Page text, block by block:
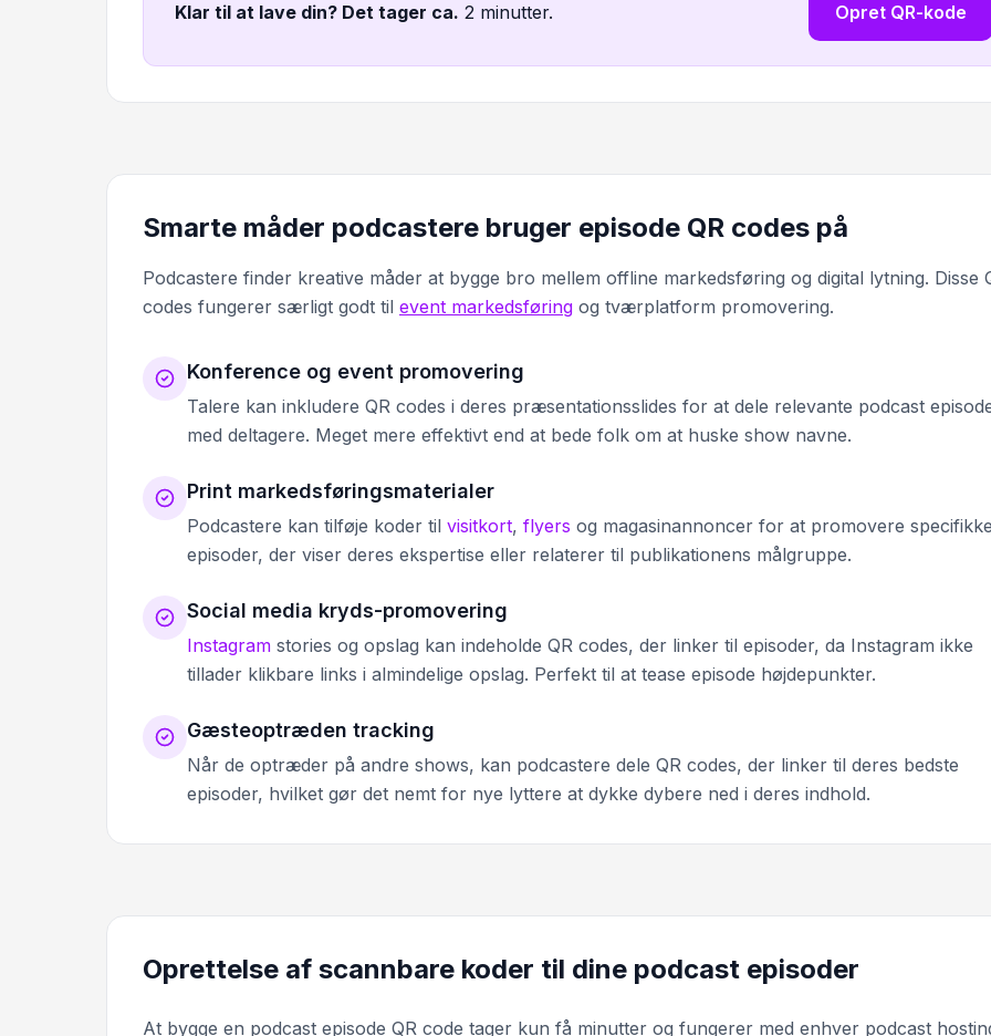
Klar til at lave din? Det tager ca. 2 minutter. Opret QR-kode
Smarte måder podcastere bruger episode QR codes på
Podcastere finder kreative måder at bygge bro mellem offline markedsføring og digital lytning. Disse
codes fungerer særligt godt til event markedsføring og tværplatform promovering.
Konference og event promovering
Talere kan inkludere QR codes i deres præsentationsslides for at dele relevante podcast
med deltagere. Meget mere effektivt end at bede folk om at huske show navne.
Print markedsføringsmaterialer
Podcastere kan tilføje koder til visitkort, flyers og magasinannoncer for at promovere
episoder, der viser deres ekspertise eller relaterer til publikationens målgruppe.
Social media kryds-promovering
Instagram stories og opslag kan indeholde QR codes, der linker til episoder, da Instagram ikke
tillader klikbare links i almindelige opslag. Perfekt til at tease episode højdepunkter.
Gæsteoptræden tracking
Når de optræder på andre shows, kan podcastere dele QR codes, der linker til deres bedste
episoder, hvilket gør det nemt for nye lyttere at dykke dybere ned i deres indhold.
Oprettelse af scannbare koder til dine podcast episoder
At bygge en podcast episode QR code tager kun få minutter og fungerer med enhver podcast